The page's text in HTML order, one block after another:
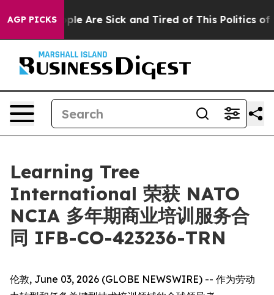
AGP PICKS
“People Are Sick and Tired of This Politics of
Learning Tree
International 荣获 NATO
NCIA 多年期商业培训服务合
同 IFB-CO-423236-TRN
伦敦, June 03, 2026 (GLOBE NEWSWIRE) -- 作为劳动